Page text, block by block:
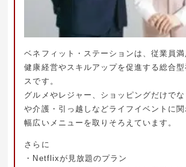
ベネフィット・ステーションは、従業員満
健康経営やスキルアップを促進する総合
スです。
グルメやレジャー、ショッピングだけで
や介護・引っ越しなどライフイベントに関
幅広いメニューを取りそろえています。
さらに
・Netflixが見放題のプラン